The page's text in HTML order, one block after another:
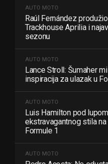
AUTO MOTO
Raúl Fernández
Trackhouse Aprilia i
sezonu
AUTO MOTO
Lance Stroll: Šumaher
inspiracija za ulazak u
AUTO MOTO
Luis Hamilton pod
ekstravagantnog stila
Formule 1
AUTO MOTO